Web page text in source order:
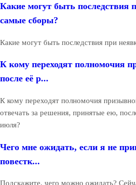
Какие могут быть последствия
самые сборы?
Какие могут быть последствия при
К кому переходят полномочия
после её р...
К кому переходят полномочия
отвечать за решения, принятые ею,
июля?
Чего мне ожидать, если я не
повестк...
Подскажите, чего можно ожидать?